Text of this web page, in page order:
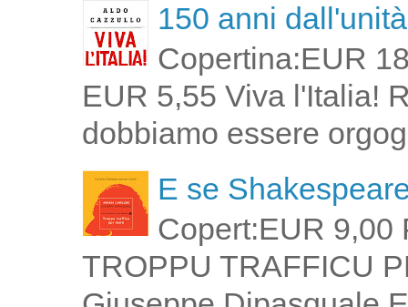
150 anni
Copertina:EUR
EUR 5,55 Viva l'Italia!
dobbiamo essere
E se
Copert:EUR 9,00
TROPPU TRAFFICU